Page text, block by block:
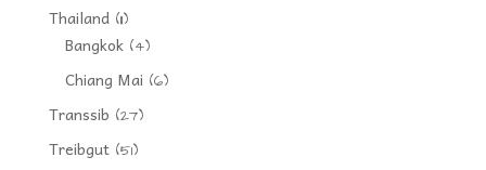
Thailand(11)
Bangkok(4)
Chiang Mai (6)
Transsib (27)
Treibgut(51)